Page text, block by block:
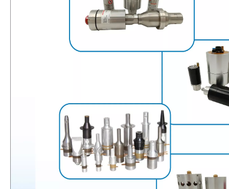
Aplicação da tecnologia de soldagem ultrassônica em suprimentos médicos
Qual é o princípio e a teoria da máquina de soldagem plástica
O que é tecnologia de revestimento por spray ultrassônico de endoscópio semicondutor
O sistema de revestimento de spray ultrassônico é uma técnica para